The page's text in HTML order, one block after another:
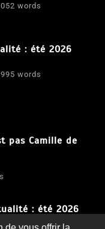
words
: été 2026
words
pas Camille de
: été 2026